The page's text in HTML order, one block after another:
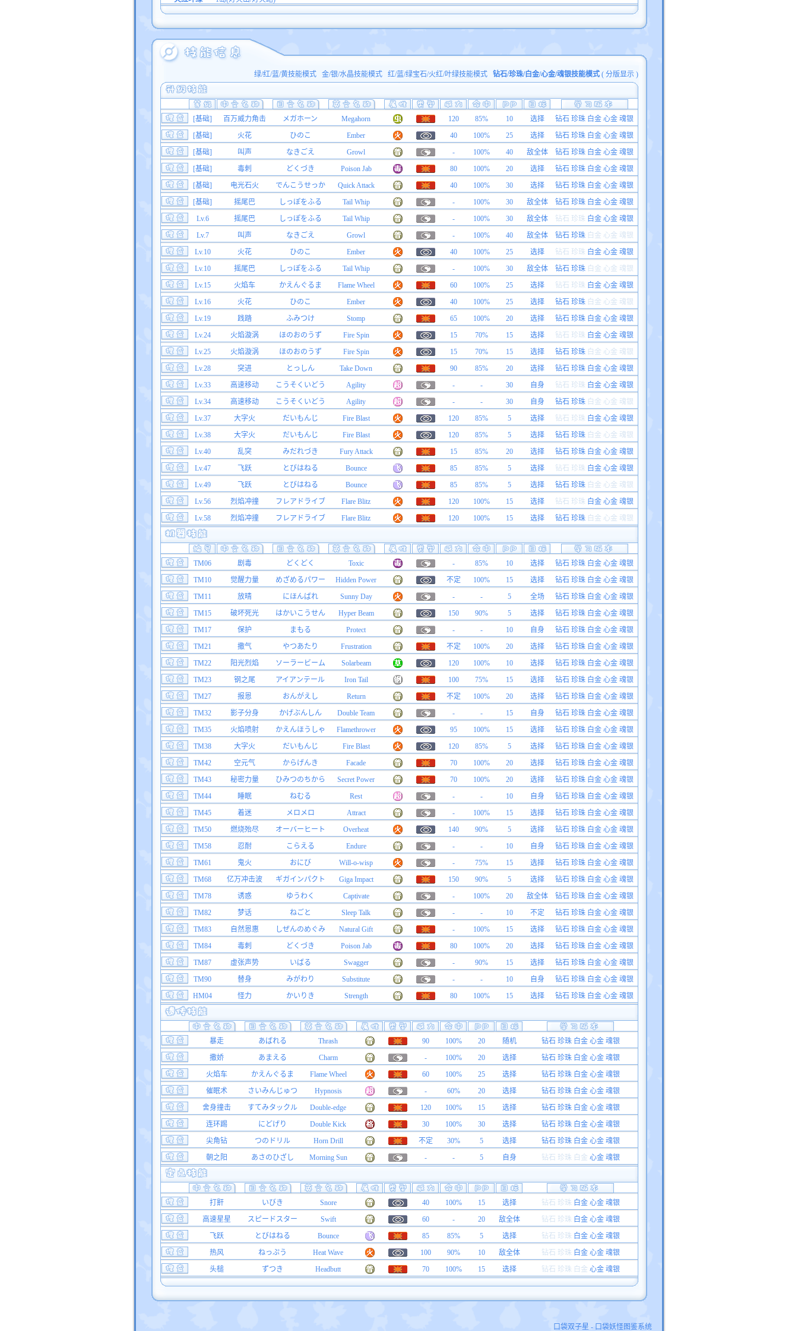
绿/红/蓝/黄技能模式 金/银/水晶技能模式 红/蓝/绿宝石/火红/叶绿技能模式 钻石/珍珠/白金/心金/魂银技能模式( 分版显示)
[基础] 百万威力角击 メガホーン Megahorn 120 85% 10 选择
钻石 珍珠 白金 心金 魂银
[基础]
火花 ひのこ Ember 40 100% 25 选择
钻石 珍珠 白金 心金 魂银
[基础]
叫声 なきごえ Growl - 100% 40 敌全体
钻石 珍珠 白金 心金 魂银
[基础]
毒刺 どくづき Poison Jab 80 100% 20 选择
钻石 珍珠 白金 心金 魂银
[基础]
电光石火 でんこうせっか Quick Attack 40 100% 30 选择
钻石 珍珠 白金 心金 魂银
[基础]
摇尾巴 しっぽをふる Tail Whip - 100% 30 敌全体
钻石 珍珠 白金 心金 魂银
Lv.6
摇尾巴 しっぽをふる Tail Whip - 100% 30 敌全体 钻石 珍珠 白金 心金 魂银
Lv.7
叫声 なきごえ Growl - 100% 40 敌全体 钻石 珍珠 白金 心金 魂银
Lv.10
火花 ひのこ Ember 40 100% 25 选择 钻石 珍珠 白金 心金 魂银
Lv.10
摇尾巴 しっぽをふる Tail Whip - 100% 30 敌全体 钻石 珍珠 白金 心金 魂银
Lv.15
火焰车 かえんぐるま Flame Wheel 60 100% 25 选择 钻石 珍珠 白金 心金 魂银
Lv.16
火花 ひのこ Ember 40 100% 25 选择 钻石 珍珠 白金 心金 魂银
Lv.19
践踏 ふみつけ Stomp 65 100% 20 选择
钻石 珍珠 白金 心金 魂银
Lv.24
火焰漩涡 ほのおのうず Fire Spin 15 70% 15 选择 钻石 珍珠 白金 心金 魂银
Lv.25
火焰漩涡 ほのおのうず Fire Spin 15 70% 15 选择 钻石 珍珠 白金 心金 魂银
Lv.28
突进 とっしん Take Down 90 85% 20 选择
钻石 珍珠 白金 心金 魂银
Lv.33
高速移动 こうそくいどう Agility - - 30 自身 钻石 珍珠 白金 心金 魂银
Lv.34
高速移动 こうそくいどう Agility - - 30 自身 钻石 珍珠 白金 心金 魂银
Lv.37
大字火 だいもんじ Fire Blast 120 85% 5 选择 钻石 珍珠 白金 心金 魂银
Lv.38
大字火 だいもんじ Fire Blast 120 85% 5 选择 钻石 珍珠 白金 心金 魂银
Lv.40
乱突 みだれづき Fury Attack 15 85% 20 选择
钻石 珍珠 白金 心金 魂银
Lv.47
飞跃 とびはねる Bounce 85 85% 5 选择 钻石 珍珠 白金 心金 魂银
Lv.49
飞跃 とびはねる Bounce 85 85% 5 选择 钻石 珍珠 白金 心金 魂银
Lv.56
烈焰冲撞 フレアドライブ Flare Blitz 120 100% 15 选择 钻石 珍珠 白金 心金 魂银
Lv.58
烈焰冲撞 フレアドライブ Flare Blitz 120 100% 15 选择 钻石 珍珠 白金 心金 魂银
TM06 剧毒 どくどく Toxic - 85% 10 选择
钻石 珍珠 白金 心金 魂银
TM10
觉醒力量 めざめるパワー Hidden Power 不定 100% 15 选择
钻石 珍珠 白金 心金 魂银
TM11
放晴 にほんばれ Sunny Day - - 5 全场
钻石 珍珠 白金 心金 魂银
TM15
破坏死光 はかいこうせん Hyper Beam 150 90% 5 选择
钻石 珍珠 白金 心金 魂银
TM17
保护 まもる Protect - - 10 自身
钻石 珍珠 白金 心金 魂银
TM21
撒气 やつあたり Frustration 不定 100% 20 选择
钻石 珍珠 白金 心金 魂银
TM22
阳光烈焰 ソーラービーム Solarbeam 120 100% 10 选择
钻石 珍珠 白金 心金 魂银
TM23
钢之尾 アイアンテール Iron Tail 100 75% 15 选择
钻石 珍珠 白金 心金 魂银
TM27
报恩 おんがえし Return 不定 100% 20 选择
钻石 珍珠 白金 心金 魂银
TM32
影子分身 かげぶんしん Double Team - - 15 自身
钻石 珍珠 白金 心金 魂银
TM35
火焰喷射 かえんほうしゃ Flamethrower 95 100% 15 选择
钻石 珍珠 白金 心金 魂银
TM38
大字火 だいもんじ Fire Blast 120 85% 5 选择
钻石 珍珠 白金 心金 魂银
TM42
空元气 からげんき Facade 70 100% 20 选择
钻石 珍珠 白金 心金 魂银
TM43
秘密力量 ひみつのちから Secret Power 70 100% 20 选择
钻石 珍珠 白金 心金 魂银
TM44
睡眠 ねむる Rest - - 10 自身
钻石 珍珠 白金 心金 魂银
TM45
着迷 メロメロ Attract - 100% 15 选择
钻石 珍珠 白金 心金 魂银
TM50
燃烧殆尽 オーバーヒート Overheat 140 90% 5 选择
钻石 珍珠 白金 心金 魂银
TM58
忍耐 こらえる Endure - - 10 自身
钻石 珍珠 白金 心金 魂银
TM61
鬼火 おにび Will-o-wisp - 75% 15 选择
钻石 珍珠 白金 心金 魂银
TM68
亿万冲击波 ギガインパクト Giga Impact 150 90% 5 选择
钻石 珍珠 白金 心金 魂银
TM78
诱惑 ゆうわく Captivate - 100% 20 敌全体
钻石 珍珠 白金 心金 魂银
TM82
梦话 ねごと Sleep Talk - - 10 不定
钻石 珍珠 白金 心金 魂银
TM83
自然恩惠 しぜんのめぐみ Natural Gift - 100% 15 选择
钻石 珍珠 白金 心金 魂银
TM84
毒刺 どくづき Poison Jab 80 100% 20 选择
钻石 珍珠 白金 心金 魂银
TM87
虚张声势 いばる Swagger - 90% 15 选择
钻石 珍珠 白金 心金 魂银
TM90
替身 みがわり Substitute - - 10 自身
钻石 珍珠 白金 心金 魂银
HM04
怪力 かいりき Strength 80 100% 15 选择 钻石 珍珠 白金 心金 魂银
暴走 あばれる Thrash 90 100% 20 随机
钻石 珍珠 白金 心金 魂银
撒娇
あまえる Charm - 100% 20 选择
钻石 珍珠 白金 心金 魂银
火焰车
かえんぐるま Flame Wheel 60 100% 25 选择
钻石 珍珠 白金 心金 魂银
催眠术
さいみんじゅつ Hypnosis - 60% 20 选择
钻石 珍珠 白金 心金 魂银
舍身撞击
すてみタックル Double-edge 120 100% 15 选择
钻石 珍珠 白金 心金 魂银
连环踢
にどげり Double Kick 30 100% 30 选择
钻石 珍珠 白金 心金 魂银
尖角钻
つのドリル Horn Drill 不定 30% 5 选择
钻石 珍珠 白金 心金 魂银
朝之阳
あさのひざし Morning Sun - - 5 自身 钻石 珍珠 白金 心金 魂银
打鼾 いびき Snore 40 100% 15 选择 钻石 珍珠 白金 心金 魂银
高速星星
スピードスター Swift 60 - 20 敌全体 钻石 珍珠 白金 心金 魂银
飞跃
とびはねる Bounce 85 85% 5 选择 钻石 珍珠 白金 心金 魂银
热风
ねっぷう Heat Wave 100 90% 10 敌全体 钻石 珍珠 白金 心金 魂银
头槌
ずつき Headbutt 70 100% 15 选择 钻石 珍珠 白金 心金 魂银
口袋双子星 - 口袋妖怪图鉴系统